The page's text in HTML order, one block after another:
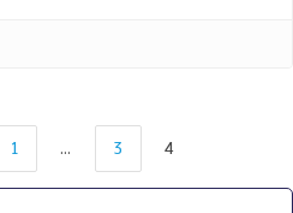
1 … 3 4